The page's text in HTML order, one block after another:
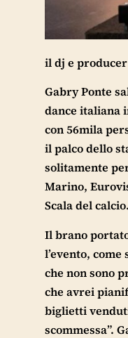
il dj e
Gabry Ponte
dance italiana
con 56mila
il palco dello
solitamente
Marino,
Scala del
Il brano
l’evento,
che non sono
che avrei
biglietti
scommessa”.